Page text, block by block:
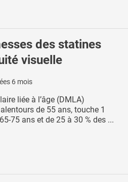
des statines
visuelle
6 mois
liée à l’âge (DMLA)
de 55 ans, touche 1
75 ans et de 25 à 30 % des ...